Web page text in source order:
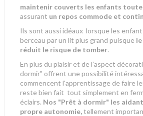
maintenir couverts les enfants
assurant un repos commode et
Ils sont aussi idéaux lorsque les
berceau par un lit plus grand puisque
réduit le risque de tomber.
En plus du plaisir et de l’aspect
dormir" offrent une possibilité
commencent l'apprentissage de faire
reste bien fait tout simplement en
éclairs. Nos "Prêt à dormir" les
propre autonomie,tellement